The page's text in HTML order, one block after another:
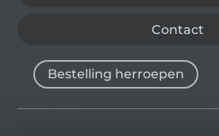
Contact
Bestelling herroepen